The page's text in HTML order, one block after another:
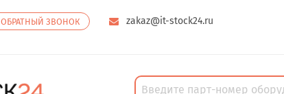
ОБРАТНЫЙ ЗВОНОК
zakaz@it-stock24.ru